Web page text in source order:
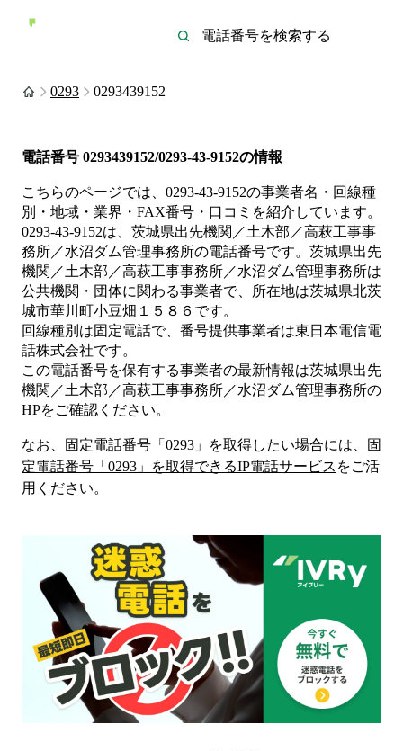
0293 0293439152
電話番号 0293439152/0293-43-9152の情報
こちらのページでは、 0293-43-9152の事業者名・回線種
別・地域・業界・FAX番号・口コミを紹介しています。
0293-43-9152は、 茨城県出先機関／土木部／高萩工事事
務所／水沼ダム管理事務所の電話番号です。 茨城県出先
機関／土木部／高萩工事事務所／水沼ダム管理事務所は
公共機関・団体に関わる事業者で、所在地は茨城県北茨
城市華川町小豆畑１５８６ です。
回線種別は固定電話で、番号提供事業者は東日本電信電
話株式会社です。
この電話番号を保有する事業者の最新情報は茨城県出先
機関／土木部／高萩工事事務所／水沼ダム管理事務所の
HPをご確認ください。
なお、固定電話番号「 0293 」を取得したい場合には、
固
定電話番号「 0293 」を取得できるIP電話サービス をご活
用ください。